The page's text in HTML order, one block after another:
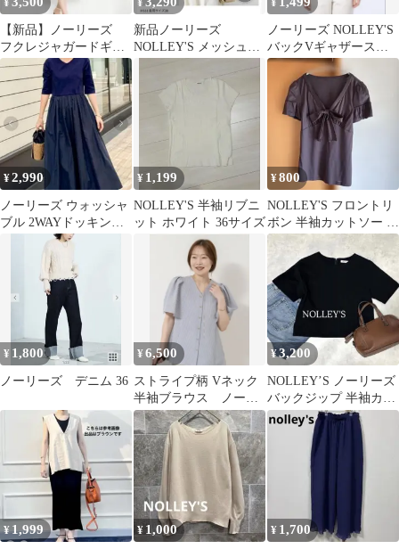
¥
【新品】ノーリーズ
フクレジャガードギャ
ザースリーブコクーン
ワンピース
¥
新品ノーリーズ
NOLLEY'S メッシュカ
¥
ノーリーズ NOLLEY'S
バックVギャザースト
ライプブラウス
¥2,990
ノーリーズ ウォッシャ
ブル 2WAYドッキング
ワンピース ネイビー 2
¥ 1,199
NOLLEY'S 半袖リブニ
ット ホワイト 36サイズ
¥800
NOLLEY'S フロントリ
ボン 半袖カットソー ブ
ラウン
¥ 1,800
ノーリーズ デニム 36
¥6,500
ストライプ柄 Vネック
半袖ブラウス ノーリ
ーズ
¥3,200
NOLLEY’S ノーリーズ
バックジップ 半袖カッ
トソー 黒 38
¥ 1,999 ¥ 1,000 ¥ 1,700